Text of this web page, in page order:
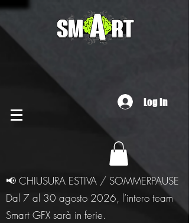
Log In
📢 CHIUSURA ESTIVA / SOMMERPAUSE
Dal 7 al 30 agosto 2026, l’intero team
Smart GFX sarà in ferie.